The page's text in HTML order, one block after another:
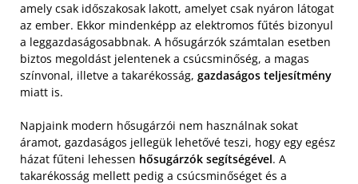
amely csak időszakosak lakott, amelyet csak nyáron látogat
az ember. Ekkor mindenképp az elektromos fűtés bizonyul
a leggazdaságosabbnak. A hősugárzók számtalan esetben
biztos megoldást jelentenek a csúcsminőség, a magas
színvonal, illetve a takarékosság, gazdaságos teljesítmény
miatt is.
Napjaink modern hősugárzói nem használnak sokat
áramot, gazdaságos jellegük lehetővé teszi, hogy egy egész
házat fűteni lehessen hősugárzók segítségével. A
takarékosság mellett pedig a csúcsminőséget és a